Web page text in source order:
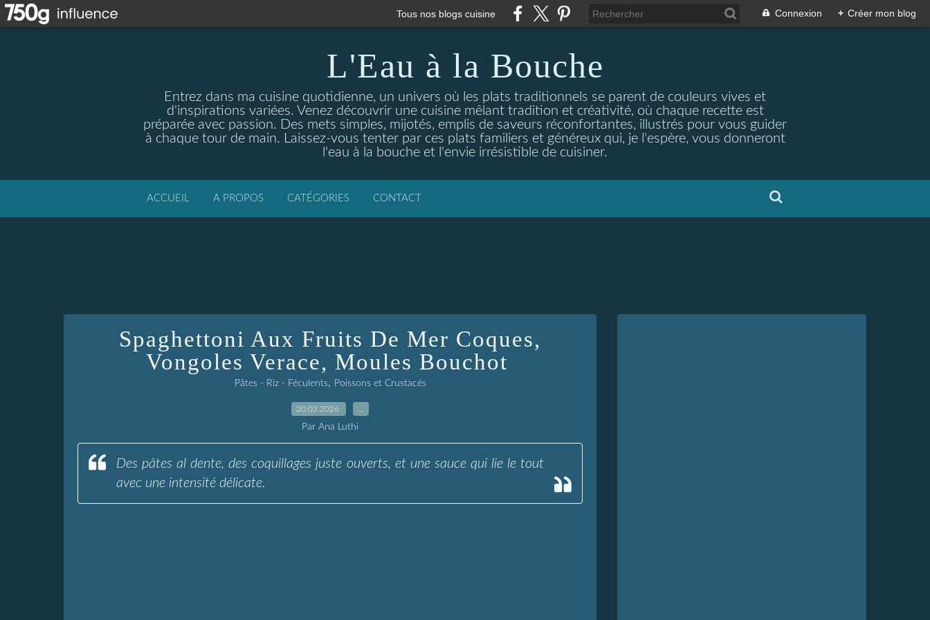
Tous nos blogs cuisine Connexion + Créer mon blog
L'Eau à la Bouche
Entrez dans ma cuisine quotidienne, un univers où les plats traditionnels se parent de couleurs vives et
d'inspirations variées. Venez découvrir une cuisine mêlant tradition et créativité, où chaque recette est
préparée avec passion. Des mets simples, mijotés, emplis de saveurs réconfortantes, illustrés pour vous guider
à chaque tour de main. Laissez-vous tenter par ces plats familiers et généreux qui, je l'espère, vous donneront
l'eau à la bouche et l'envie irrésistible de cuisiner.
ACCUEIL A PROPOS CATÉGORIES CONTACT
Spaghettoni Aux Fruits De Mer Coques,
Vongoles Verace, Moules Bouchot
Pâtes - Riz - Féculents, Poissons et Crustacés
20.03.2026
Par Ana Luthi
Des pâtes al dente, des coquillages juste ouverts, et une sauce qui lie le tout
avec une intensité délicate.